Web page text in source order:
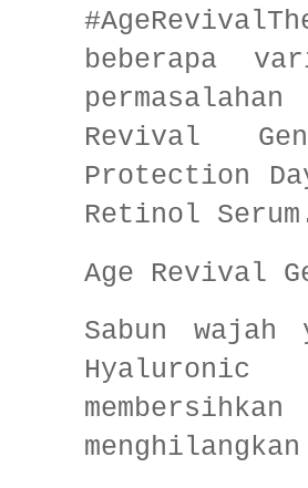
beberapa
Revival
Protection
Retinol
Age Revival
Sabun